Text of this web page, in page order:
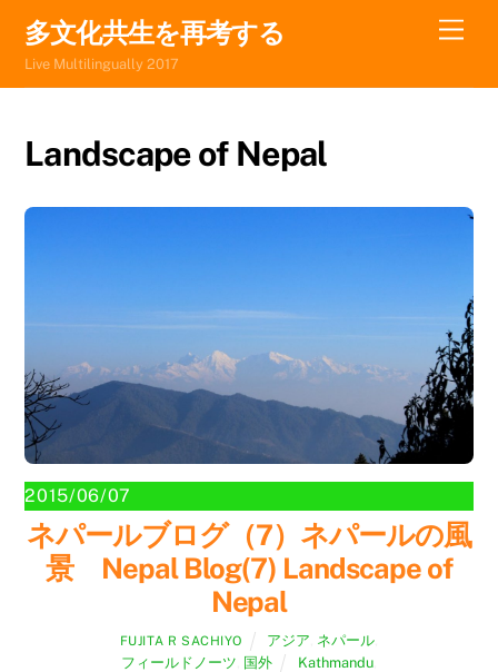
content
多文化共生を再考する
Live Multilingually 2017
Landscape of Nepal
2015/06/07
ネパールブログ（7）ネパールの風
景 Nepal Blog(7) Landscape of
Nepal
FUJITA R SACHIYO アジア ネパール
フィールドノーツ 国外 Kathmandu,